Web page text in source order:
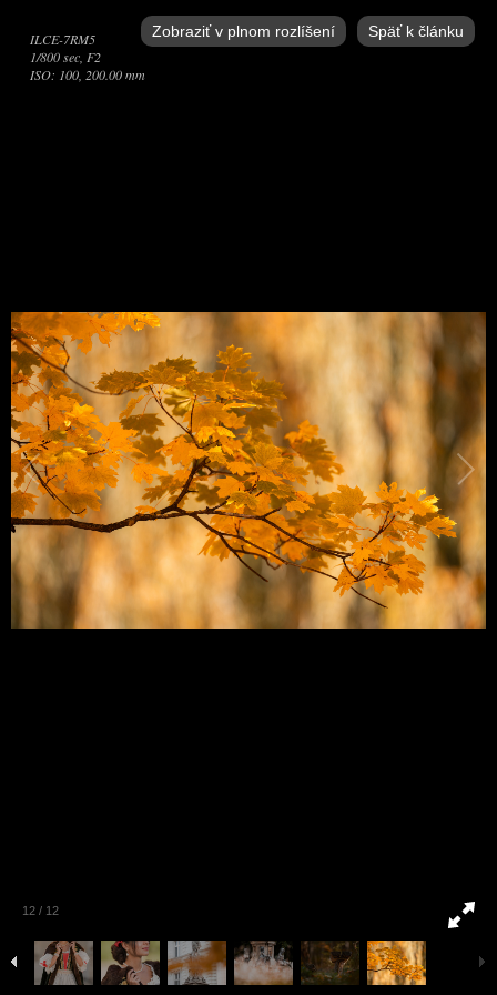
12 / 12
Zobraziť v plnom rozlíšení Späť k článku
ILCE-7RM5
1/800 sec, F2
ISO: 100, 200.00 mm